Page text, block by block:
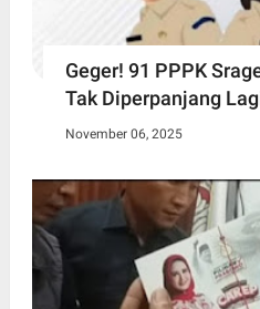
Geger! 91 PPPK
Tak Diperpanjang
November 06, 2025